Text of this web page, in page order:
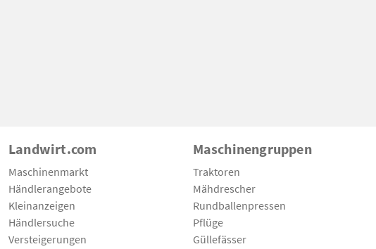
Landwirt.com
Maschinenmarkt
Händlerangebote
Kleinanzeigen
Händlersuche
Versteigerungen
Maschinengruppen
Traktoren
Mähdrescher
Rundballenpressen
Pflüge
Güllefässer